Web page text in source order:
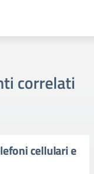
correlati
cellulari e